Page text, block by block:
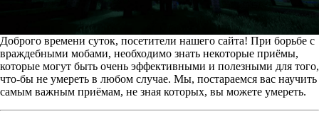
Доброго времени суток, посетители нашего сайта! При борьбе с
враждебными мобами, необходимо знать некоторые приёмы,
которые могут быть очень эффективными и полезными для того,
что-бы не умереть в любом случае. Мы, постараемся вас научить
самым важным приёмам, не зная которых, вы можете умереть.